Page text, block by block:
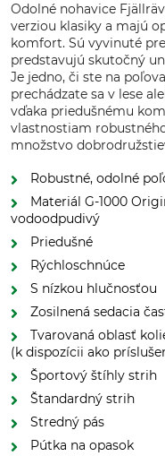
Odolné nohavice
verziou klasiky a majú
komfort. Sú vyvinuté
predstavujú skutočný
Je jedno, či ste na
prechádzate sa v lese
vďaka priedušnému
vlastnostiam
množstvo
Robustné, odolné
Materiál G-1000
vodoodpudivý
Priedušné
Rýchloschnúce
S nízkou hlučnosťou
Zosilnená sedacia
Tvarovaná oblasť
(k dispozícii ako
Športový štíhly strih
Štandardný strih
Stredný pás
Pútka na opasok